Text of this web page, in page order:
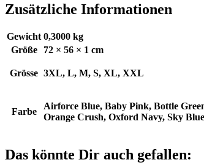
Zusätzliche Informationen
Gewicht 0,3000 kg
Größe
72 × 56 × 1 cm
Grösse 3XL, L, M, S, XL, XXL
Farbe
Airforce Blue, Baby Pink, Bottle
Orange Crush, Oxford Navy, Sky
Das könnte Dir auch gefallen: